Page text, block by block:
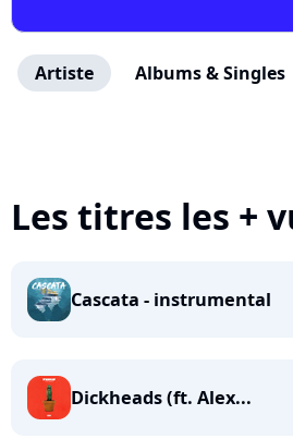
Artiste Albums & Singles
Les titres les +
Cascata - instrumental
Dickheads (ft. Alex...